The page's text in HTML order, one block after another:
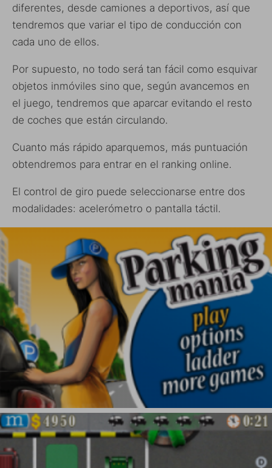
diferentes, desde camiones a deportivos, así que
tendremos que variar el tipo de conducción con
cada uno de ellos.
Por supuesto, no todo será tan fácil como esquivar
objetos inmóviles sino que, según avancemos en
el juego, tendremos que aparcar evitando el resto
de coches que están circulando.
Cuanto más rápido aparquemos, más puntuación
obtendremos para entrar en el ranking online.
El control de giro puede seleccionarse entre dos
modalidades: acelerómetro o pantalla táctil.